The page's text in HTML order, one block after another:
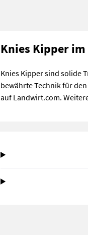
Knies Kipper
Knies Kipper sind solide
bewährte Technik für
auf Landwirt.com.